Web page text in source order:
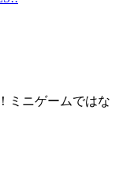
ミニゲームではな